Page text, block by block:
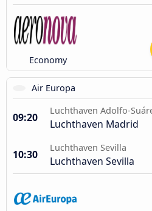
Economy
Air Europa
09:20
Luchthaven Adolfo-
Luchthaven Madrid
10:30
Luchthaven Sevilla
Luchthaven Sevilla